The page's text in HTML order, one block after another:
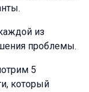
из
проблемы.
5
который